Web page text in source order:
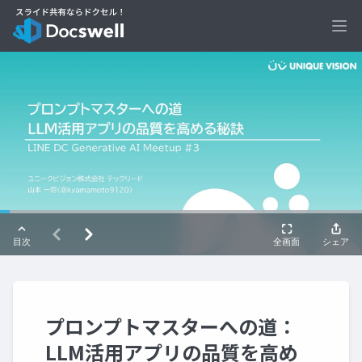
プロンプトマスターへの道：
LLM活用アプリの品質を高め